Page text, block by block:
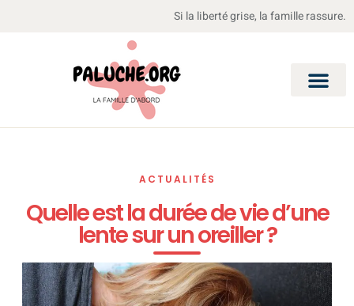
Si la liberté grise, la famille rassure.
ACTUALITÉS
Quelle est la durée de vie d’une
lente sur un oreiller ?